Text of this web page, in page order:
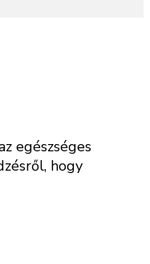
egészséges
hogy